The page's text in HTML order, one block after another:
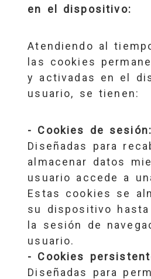
en el dispositivo:
Atendiendo al
las cookies
y activadas en el
usuario, se tienen:
- Cookies de sesión:
Diseñadas para
almacenar datos
usuario accede a
Estas cookies se
su dispositivo
la sesión de
usuario.
- Cookies
Diseñadas para